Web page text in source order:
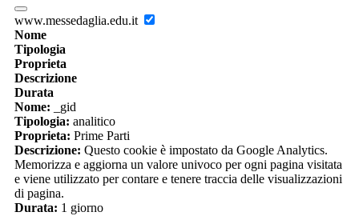
www.messedaglia.edu.it
Nome
Tipologia
Proprieta
Descrizione
Durata
Nome: _gid
Tipologia: analitico
Proprieta: Prime Parti
Descrizione: Questo cookie è impostato da Google Analytics.
Memorizza e aggiorna un valore univoco per ogni pagina visitata
e viene utilizzato per contare e tenere traccia delle visualizzazioni
di pagina.
Durata: 1 giorno